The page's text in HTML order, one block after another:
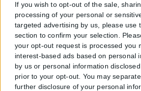
If you wish to opt-out of the sale,
processing of your personal or
targeted advertising by us, please use
section to confirm your selection.
your opt-out request is processed you
interest-based ads based on personal
by us or personal information
prior to your opt-out. You may
further disclosure of your personal